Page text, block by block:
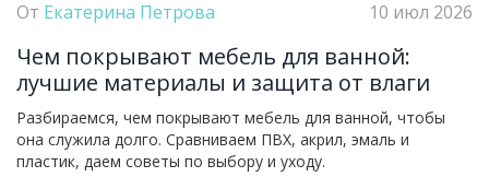
От Екатерина Петрова 10 июл 2026
Чем покрывают мебель для ванной:
лучшие материалы и защита от влаги
Разбираемся, чем покрывают мебель для ванной, чтобы
она служила долго. Сравниваем ПВХ, акрил, эмаль и
пластик, даем советы по выбору и уходу.